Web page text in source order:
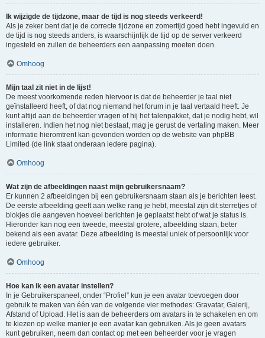
Ik wijzigde de tijdzone, maar de tijd is nog steeds verkeerd!
Als je zeker bent dat je de correcte tijdzone en zomertijd goed hebt ingevuld en
de tijd is nog steeds anders, is waarschijnlijk de tijd op de server verkeerd
ingesteld en zullen de beheerders een aanpassing moeten doen.
Omhoog
Mijn taal zit niet in de lijst!
De meest voorkomende reden hiervoor is dat de beheerder je taal niet
geïnstalleerd heeft, of dat nog niemand het forum in je taal vertaald heeft. Je
kunt altijd aan de beheerder vragen of hij het talenpakket, dat je nodig hebt, wil
installeren. Indien het nog niet bestaat, mag je gerust de vertaling maken. Meer
informatie hieromtrent kan gevonden worden op de website van phpBB
Limited (de link staat onderaan iedere pagina).
Omhoog
Wat zijn de afbeeldingen naast mijn gebruikersnaam?
Er kunnen 2 afbeeldingen bij een gebruikersnaam staan als je berichten leest.
De eerste afbeelding geeft aan welke rang je hebt, meestal zijn dit sterretjes of
blokjes die aangeven hoeveel berichten je geplaatst hebt of wat je status is.
Hieronder kan nog een tweede, meestal grotere, afbeelding staan, beter
bekend als een avatar. Deze afbeelding is meestal uniek of persoonlijk voor
iedere gebruiker.
Omhoog
Hoe kan ik een avatar instellen?
In je Gebruikerspaneel, onder “Profiel” kun je een avatar toevoegen door
gebruik te maken van één van de volgende vier methodes: Gravatar, Galerij,
Afstand of Upload. Het is aan de beheerders om avatars in te schakelen en om
te kiezen op welke manier je een avatar kan gebruiken. Als je geen avatars
kunt gebruiken, neem dan contact op met een beheerder voor je vragen